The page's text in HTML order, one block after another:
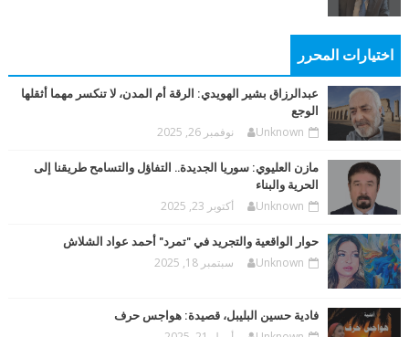
اختيارات المحرر
عبدالرزاق بشير الهويدي: الرقة أم المدن، لا تنكسر مهما أثقلها
الوجع
Unknown نوفمبر 26, 2025
مازن العليوي: سوريا الجديدة.. التفاؤل والتسامح طريقنا إلى
الحرية والبناء
Unknown أكتوبر 23, 2025
حوار الواقعية والتجريد في "تمرد" أحمد عواد الشلاش
Unknown سبتمبر 18, 2025
فادية حسين البليبل، قصيدة: هواجس حرف